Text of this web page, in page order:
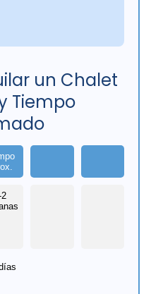
un Chalet
Tiempo
2